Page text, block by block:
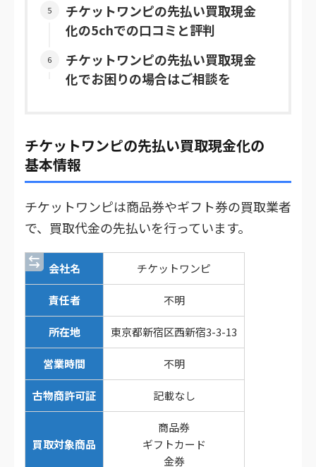
チケットワンピの先払い買取現金
化の5chでの口コミと評判
チケットワンピの先払い買取現金
化でお困りの場合はご相談を
チケットワンピの先払い買取現金化の
基本情報
チケットワンピは商品券やギフト券の買取業者
で、買取代金の先払いを行っています。
会社名 チケットワンピ
責任者 不明
所在地 東京都新宿区西新宿3-3-13
営業時間 不明
古物商許可証 記載なし
買取対象商品
商品券
ギフトカード
金券